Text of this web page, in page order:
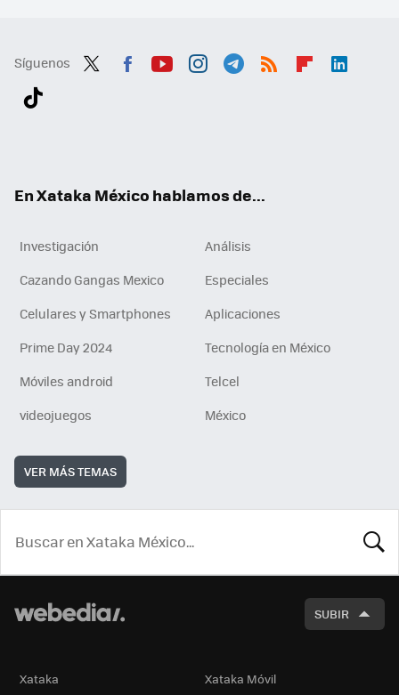
Síguenos
En Xataka México hablamos de...
Investigación
Análisis
Cazando Gangas Mexico
Especiales
Celulares y Smartphones
Aplicaciones
Prime Day 2024
Tecnología en México
Móviles android
Telcel
videojuegos
México
VER MÁS TEMAS
SUBIR
Xataka Xataka Móvil